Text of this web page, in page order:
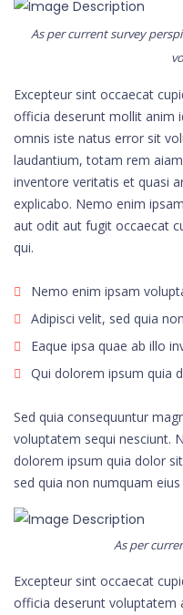
As per current survey
Excepteur sint occaecat
officia deserunt mollit anim
omnis iste natus error sit
laudantium, totam rem
inventore veritatis et quasi
explicabo. Nemo enim
aut odit aut fugit occaecat
qui.
Nemo enim ipsam
Adipisci velit, sed quia
Eaque ipsa quae ab illo
Qui dolorem ipsum quia
Sed quia consequuntur
voluptatem sequi nesciunt.
dolorem ipsum quia dolor
sed quia non numquam
As per
Excepteur sint occaecat
officia deserunt voluptatem